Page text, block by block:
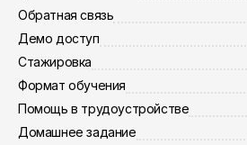
Обратная связь
Демо доступ
Стажировка
Формат обучения
Помощь в трудоустройстве
Домашнее задание